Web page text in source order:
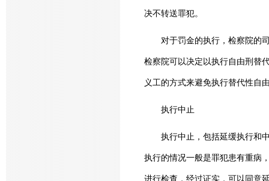
决不转送罪犯。
对于罚金的执行，检察院的司
检察院可以决定以执行自由刑替
义工的方式来避免执行替代性自
执行中止
执行中止，包括延缓执行和中
执行的情况一般是罪犯患有重病
进行检查，经过证实，可以同意